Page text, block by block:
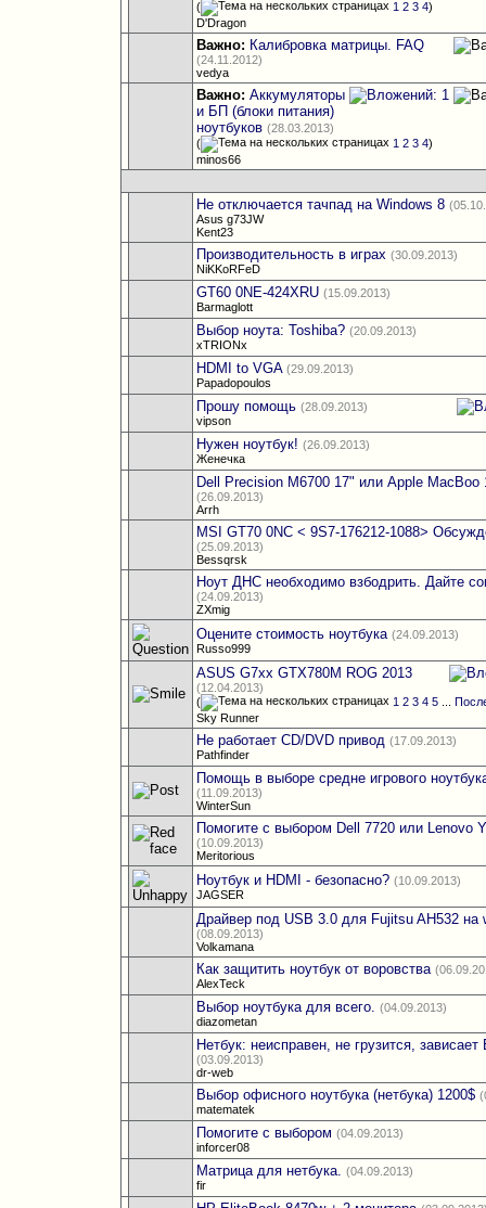
(
1 2 3 4)
D'Dragon
Важно: Калибровка матрицы. FAQ
(24.11.2012)
vedya
Важно: Аккумуляторы
и БП (блоки питания)
ноутбуков (28.03.2013)
(
1 2 3 4)
minos66
Не отключается тачпад на Windows 8
Asus g73JW
Kent23
Производительность в играх (30.09.2013)
NiKKoRFeD
GT60 0NE-424XRU (15.09.2013)
Barmaglott
Выбор ноута: Toshiba? (20.09.2013)
xTRIONx
HDMI to VGA (29.09.2013)
Papadopoulos
Прошу помощь (28.09.2013)
vipson
Нужен ноутбук! (26.09.2013)
Женечка
Dell Precision M6700 17" или Apple MacBoo
(26.09.2013)
Arrh
MSI GT70 0NC < 9S7-176212-1088>
(25.09.2013)
Bessqrsk
Ноут ДНС необходимо взбодрить. Дайте
(24.09.2013)
ZXmig
Оцените стоимость ноутбука (24.09.2013)
Russo999
ASUS G7xx GTX780M ROG 2013
(12.04.2013)
(
1 2 3 4 5 ...
Sky Runner
Не работает CD/DVD привод (17.09.2013)
Pathfinder
Помощь в выборе средне игрового
(11.09.2013)
WinterSun
Помогите с выбором Dell 7720 или Lenovo
(10.09.2013)
Meritorious
Ноутбук и HDMI - безопасно? (10.09.2013)
JAGSER
Драйвер под USB 3.0 для Fujitsu AH532 на
(08.09.2013)
Volkamana
Как защитить ноутбук от воровства
AlexTeck
Выбор ноутбука для всего. (04.09.2013)
diazometan
Нетбук: неисправен, не грузится, зависает
(03.09.2013)
dr-web
Выбор офисного ноутбука (нетбука) 1200$
matematek
Помогите с выбором (04.09.2013)
inforcer08
Матрица для нетбука. (04.09.2013)
fir